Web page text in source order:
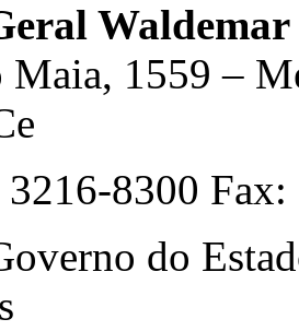
Maia, 1559 –
8300
do